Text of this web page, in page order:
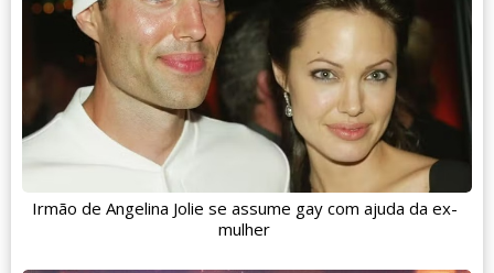
Irmão de Angelina Jolie se assume gay com ajuda da ex-
mulher